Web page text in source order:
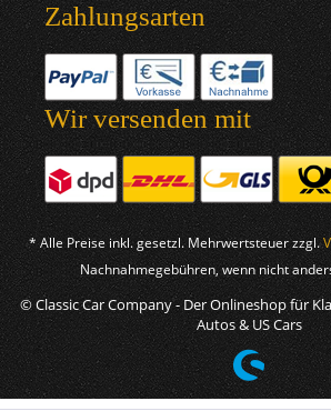
Zahlungsarten
Wir versenden mit
* Alle Preise inkl. gesetzl. Mehrwertsteuer zzgl.
Nachnahmegebühren, wenn nicht
© Classic Car Company - Der Onlineshop für
Autos & US Cars